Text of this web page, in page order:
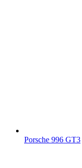
Porsche 996 GT3